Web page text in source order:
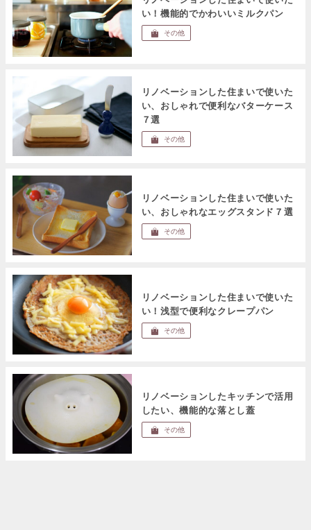
い！機能的でかわいいミルクパン
その他
リノベーションした住まいで使いた
い、おしゃれで便利なバターケース
７選
その他
リノベーションした住まいで使いた
い、おしゃれなエッグスタンド７選
その他
リノベーションした住まいで使いた
い！浅型で便利なクレープパン
その他
リノベーションしたキッチンで活用
したい、機能的な落とし蓋
その他